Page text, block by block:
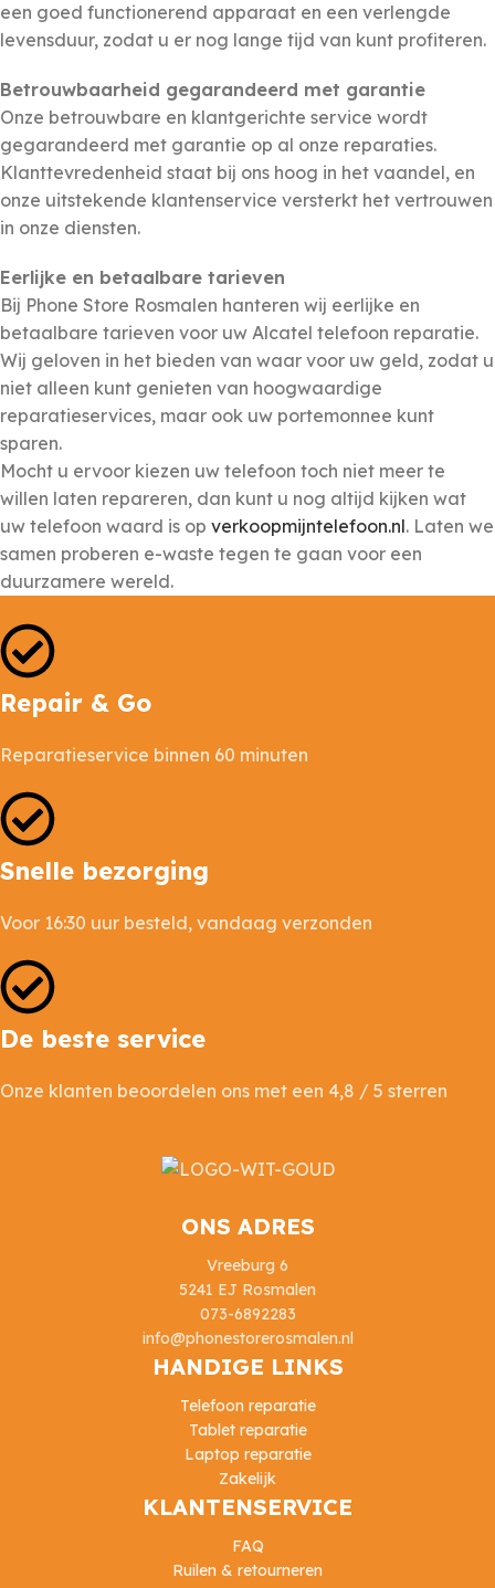
een goed functionerend apparaat en een verlengde
levensduur, zodat u er nog lange tijd van kunt profiteren.
Betrouwbaarheid gegarandeerd met garantie
Onze betrouwbare en klantgerichte service wordt
gegarandeerd met garantie op al onze reparaties.
Klanttevredenheid staat bij ons hoog in het vaandel, en
onze uitstekende klantenservice versterkt het vertrouwen
in onze diensten.
Eerlijke en betaalbare tarieven
Bij Phone Store Rosmalen hanteren wij eerlijke en
betaalbare tarieven voor uw Alcatel telefoon reparatie.
Wij geloven in het bieden van waar voor uw geld, zodat u
niet alleen kunt genieten van hoogwaardige
reparatieservices, maar ook uw portemonnee kunt
sparen.
Mocht u ervoor kiezen uw telefoon toch niet meer te
willen laten repareren, dan kunt u nog altijd kijken wat
uw telefoon waard is op verkoopmijntelefoon.nl. Laten we
samen proberen e-waste tegen te gaan voor een
duurzamere wereld.
Repair & Go
Reparatieservice binnen 60 minuten
Snelle bezorging
Voor 16:30 uur besteld, vandaag verzonden
De beste service
Onze klanten beoordelen ons met een 4,8 / 5 sterren
ONS ADRES
Vreeburg 6
5241 EJ Rosmalen
073-6892283
info@phonestorerosmalen.nl
HANDIGE LINKS
Telefoon reparatie
Tablet reparatie
Laptop reparatie
Zakelijk
KLANTENSERVICE
FAQ
Ruilen & retourneren